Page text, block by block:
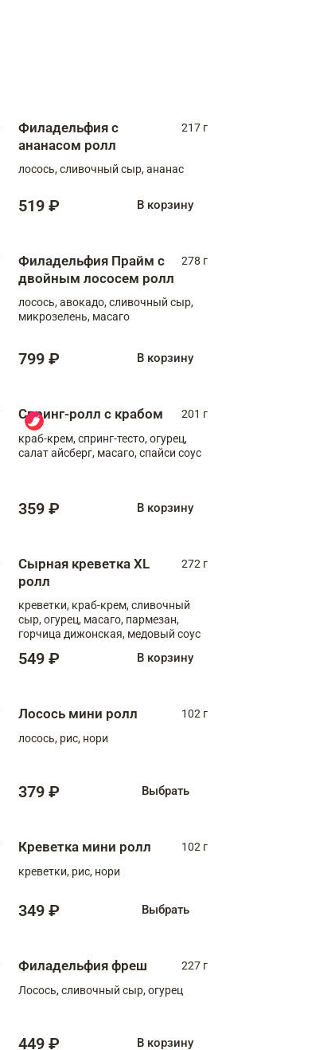
Филадельфия с
ананасом ролл
217 г
лосось, сливочный сыр, ананас
519 ₽ В корзину
Филадельфия Прайм с
двойным лососем ролл
278 г
лосось, авокадо, сливочный сыр,
микрозелень, масаго
799 ₽ В корзину
Спринг-ролл с крабом
201 г
краб-крем, спринг-тесто, огурец,
салат айсберг, масаго, спайси соус
359 ₽ В корзину
Сырная креветка XL
ролл
272 г
креветки, краб-крем, сливочный
сыр, огурец, масаго, пармезан,
горчица дижонская, медовый соус
549 ₽ В корзину
Лосось мини ролл
102 г
лосось, рис, нори
379 ₽ Выбрать
Креветка мини ролл
102 г
креветки, рис, нори
349 ₽ Выбрать
Филадельфия фреш
227 г
Лосось, сливочный сыр, огурец
449 ₽ В корзину